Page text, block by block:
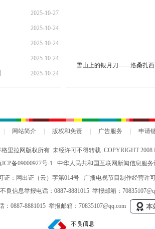
2025-10-27
2025-10-24
2025-10-24
2025-10-24
2025-10-24
雪山上的银月刀——洛桑扎西